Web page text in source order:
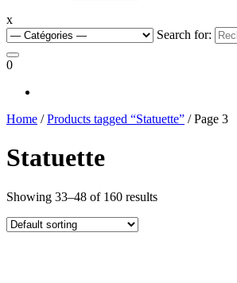
x
Search for:
0
Home /Products tagged “Statuette” / Page 3
Statuette
Showing 33–48 of 160 results